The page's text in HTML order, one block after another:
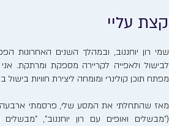
קצת עליי
שמי רון יוחננוב, ובמהלך השנים האחרונות
לבישול ולאפייה לקריירה מספקת ומרתקת. אני
מפתח תוכן קולינרי ומומחה ליצירת חוויות בישול
מאז שהתחלתי את המסע שלי, פרסמתי ארבעה
("מבשלים ואופים עם רון יוחננוב", "מבשלים